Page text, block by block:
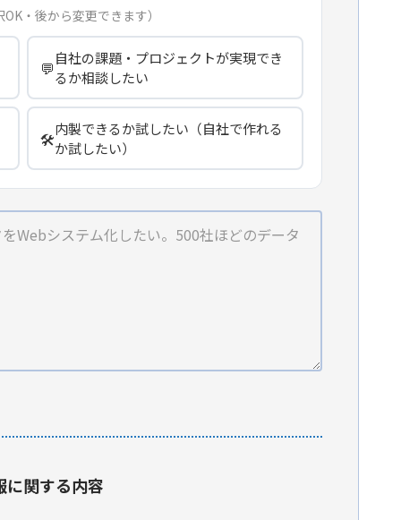
・後から変更できます）
💬自社の課題・プロジェクトが実現でき
るか相談したい
🛠️内製できるか試したい（自社で作れる
か試したい）
に関する内容